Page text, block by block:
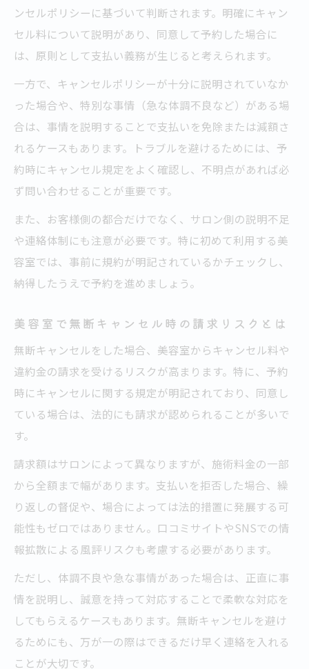
美容室のキャンセル規定とお客様の同意確
認
美容室無断キャンセル料金の支払い基準解
無断キャンセルで損しないために注意すべきポ
イント
美容室無断キャンセル時の損失を防ぐ心得
美容室予約前に確認すべきキャンセル規約
美容室で損をしないための注意ポイント
美容室無断キャンセル料金のリスク管理法
美容室予約時のトラブル予防チェック項目
体調不良などやむを得ない事情でキャンセル料
は免除される？
可否
美容室無断キャンセル料金が免除される事
情例
美容室でやむを得ない場合の相談・交渉ポ
イント
い
美容室で免除を求める際の伝え方ポイント
ンセルポリシーに基づいて判断されます。明確にキャン
セル料について説明があり、同意して予約した場合に
は、原則として支払い義務が生じると考えられます。
一方で、キャンセルポリシーが十分に説明されていなか
った場合や、特別な事情（急な体調不良など）がある場
合は、事情を説明することで支払いを免除または減額さ
れるケースもあります。トラブルを避けるためには、予
約時にキャンセル規定をよく確認し、不明点があれば必
ず問い合わせることが重要です。
また、お客様側の都合だけでなく、サロン側の説明不足
や連絡体制にも注意が必要です。特に初めて利用する美
容室では、事前に規約が明記されているかチェックし、
納得したうえで予約を進めましょう。
美容室で無断キャンセル時の請求リスクとは
無断キャンセルをした場合、美容室からキャンセル料や
違約金の請求を受けるリスクが高まります。特に、予約
時にキャンセルに関する規定が明記されており、同意し
ている場合は、法的にも請求が認められることが多いで
す。
請求額はサロンによって異なりますが、施術料金の一部
から全額まで幅があります。支払いを拒否した場合、繰
り返しの督促や、場合によっては法的措置に発展する可
能性もゼロではありません。口コミサイトやSNSでの情
報拡散による風評リスクも考慮する必要があります。
ただし、体調不良や急な事情があった場合は、正直に事
情を説明し、誠意を持って対応することで柔軟な対応を
してもらえるケースもあります。無断キャンセルを避け
るためにも、万が一の際はできるだけ早く連絡を入れる
ことが大切です。